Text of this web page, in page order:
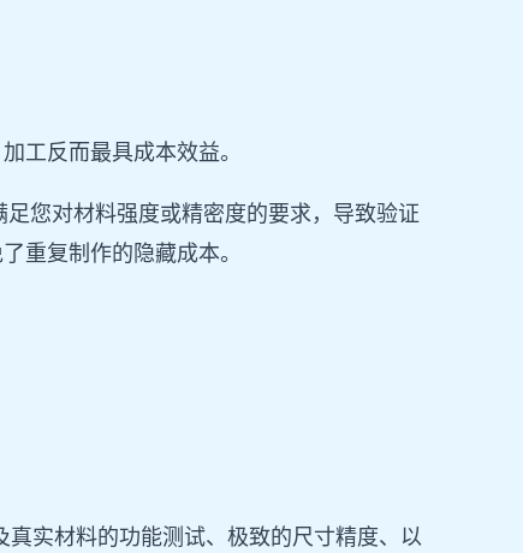
工反而最具成本效益。
您对材料强度或精密度的要求，导致验证
重复制作的隐藏成本。
实材料的功能测试、极致的尺寸精度、以